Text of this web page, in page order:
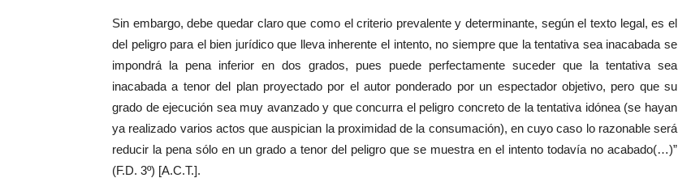
Sin embargo, debe quedar claro que como el criterio prevalente y determinante, según el texto legal, es el
del peligro para el bien jurídico que lleva inherente el intento, no siempre que la tentativa sea inacabada se
impondrá la pena inferior en dos grados, pues puede perfectamente suceder que la tentativa sea
inacabada a tenor del plan proyectado por el autor ponderado por un espectador objetivo, pero que su
grado de ejecución sea muy avanzado y que concurra el peligro concreto de la tentativa idónea (se hayan
ya realizado varios actos que auspician la proximidad de la consumación), en cuyo caso lo razonable será
reducir la pena sólo en un grado a tenor del peligro que se muestra en el intento todavía no acabado(…)”
(F.D. 3º) [A.C.T.].